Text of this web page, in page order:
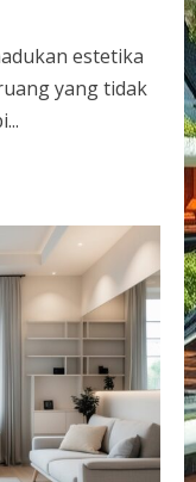
estetika
yang tidak